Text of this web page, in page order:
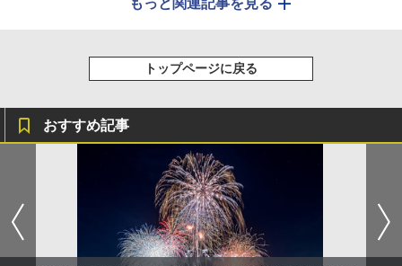
もっと関連記事を見る
トップページに戻る
おすすめ記事